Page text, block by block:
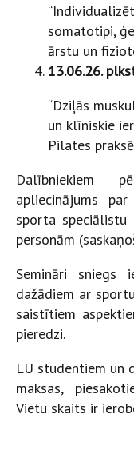
somatotipi,
ārstu un
13.06.26.
“Dziļās
un klīniskie
Pilates
Dalībniekiem
apliecinājums
sporta speciālistu
personām
Semināri sniegs
dažādiem ar
saistītiem
pieredzi.
LU studentiem un
maksas,
Vietu skaits ir